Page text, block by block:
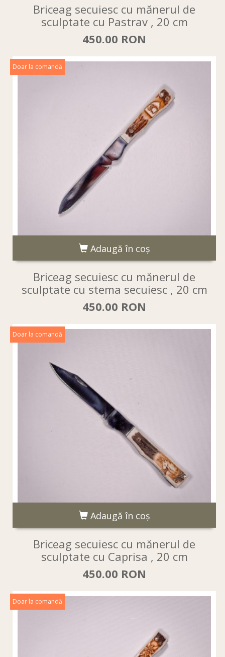
Briceag secuiesc cu mănerul de
sculptate cu Pastrav , 20 cm
450.00 RON
Adaugă în coş
Briceag secuiesc cu mănerul de
sculptate cu stema secuiesc , 20 cm
Doar la comandă
450.00 RON
Adaugă în coş
Briceag secuiesc cu mănerul de
sculptate cu Caprisa , 20 cm
Doar la comandă
450.00 RON
Doar la comandă